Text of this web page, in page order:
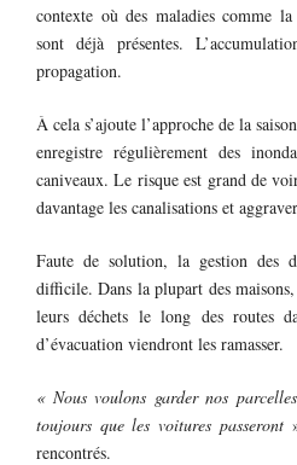
contexte où des maladies comme
sont déjà présentes.
propagation.
À cela s’ajoute l’approche de la
enregistre régulièrement des
caniveaux. Le risque est grand de
davantage les canalisations et
Faute de solution, la gestion des
difficile. Dans la plupart des
leurs déchets le long des routes
d’évacuation viendront les ramasser.
« Nous voulons garder nos
toujours que les voitures passeront
rencontrés.